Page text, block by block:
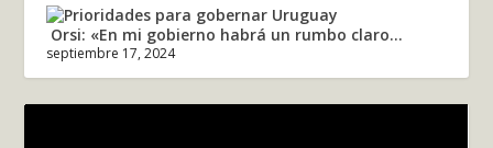
Orsi: «En mi gobierno habrá un rumbo claro...
septiembre 17, 2024